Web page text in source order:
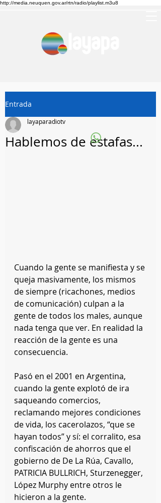
http://media.neuquen.gov.ar/rtn/radio/playlist.m3u8
Entrada
Hablemos de estafas...
layaparadiotv
Cuando la gente se manifiesta y se
queja masivamente, los mismos
de siempre (ricachones, medios
de comunicación) culpan a la
gente de todos los males, aunque
nada tenga que ver. En realidad la
reacción de la gente es una
consecuencia.
Pasó en el 2001 en Argentina,
cuando la gente explotó de ira
saqueando comercios,
reclamando mejores condiciones
de vida, los cacerolazos, “que se
hayan todos” y sí: el corralito, esa
confiscación de ahorros que el
gobierno de De La Rúa, Cavallo,
PATRICIA BULLRICH, Sturzenegger,
López Murphy entre otros le
hicieron a la gente.